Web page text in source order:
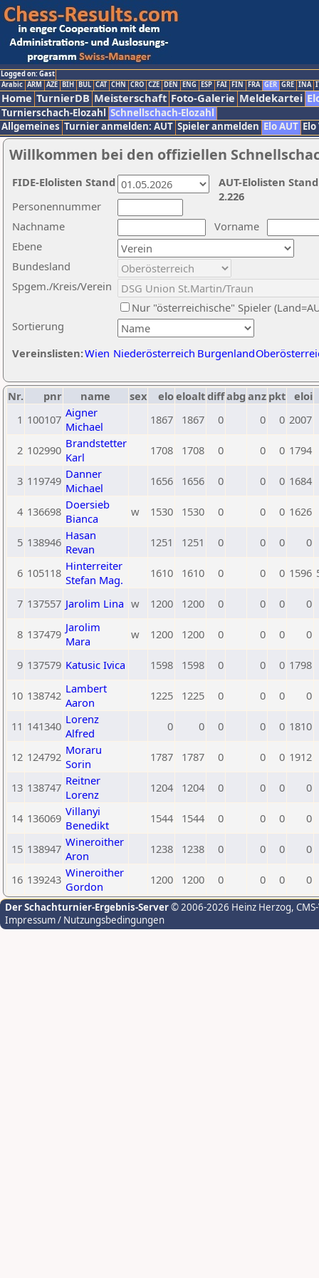
Logged on: Gast
Arabic ARM AZE BIH BUL CAT CHN CRO CZE DEN ENG ESP FAI FIN FRA GER GRE INA
Home TurnierDB Meisterschaft Foto-Galerie Meldekartei
Turnierschach-Elozahl Schnellschach-Elozahl
Allgemeines Turnier anmelden: AUT Spieler anmelden Elo AUT
Willkommen bei den offiziellen
Nachname
Vorname
Ebene
Sortierung
Personennummer
Bundesland
Spgem./Kreis/Verein
Nur "österreichische" Spieler
Vereinslisten:Wien Niederösterreich Burgenland
AUT-Elolisten
2.226
FIDE-Elolisten Stand
Nr. pnr name sex eloeloaltdiffabg anz pkt eloi
1 100107 Aigner
Michael
1867 1867 0 0 0 2007
2 102990 Brandstetter
Karl
1708 1708 0 0 0 1794
3 119749 Danner
Michael
1656 1656 0 0 0 1684
4 136698 Doersieb
Bianca
w 1530 1530 0 0 0 1626
5 138946 Hasan
Revan
1251 1251 0 0 0 0
6 105118 Hinterreiter
Stefan Mag.
1610 1610 0 0 0 1596
7 137557 Jarolim Lina w 1200 1200 0 0 0 0
8 137479 Jarolim
Mara
w 1200 1200 0 0 0 0
9 137579 Katusic Ivica 1598 1598 0 0 0 1798
10 138742 Lambert
Aaron
1225 1225 0 0 0 0
11 141340 Lorenz
Alfred
0 0 0 0 0 1810
12 124792 Moraru
Sorin
1787 1787 0 0 0 1912
13 138747 Reitner
Lorenz
1204 1204 0 0 0 0
14 136069 Villanyi
Benedikt
1544 1544 0 0 0 0
15 138947 Wineroither
Aron
1238 1238 0 0 0 0
16 139243 Wineroither
Gordon
1200 1200 0 0 0 0
Der Schachturnier-Ergebnis-Server© 2006-2026 Heinz Herzog,
Impressum / Nutzungsbedingungen